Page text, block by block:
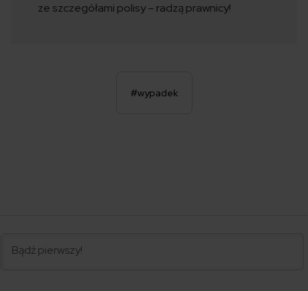
ze szczegółami polisy – radzą prawnicy!
#wypadek